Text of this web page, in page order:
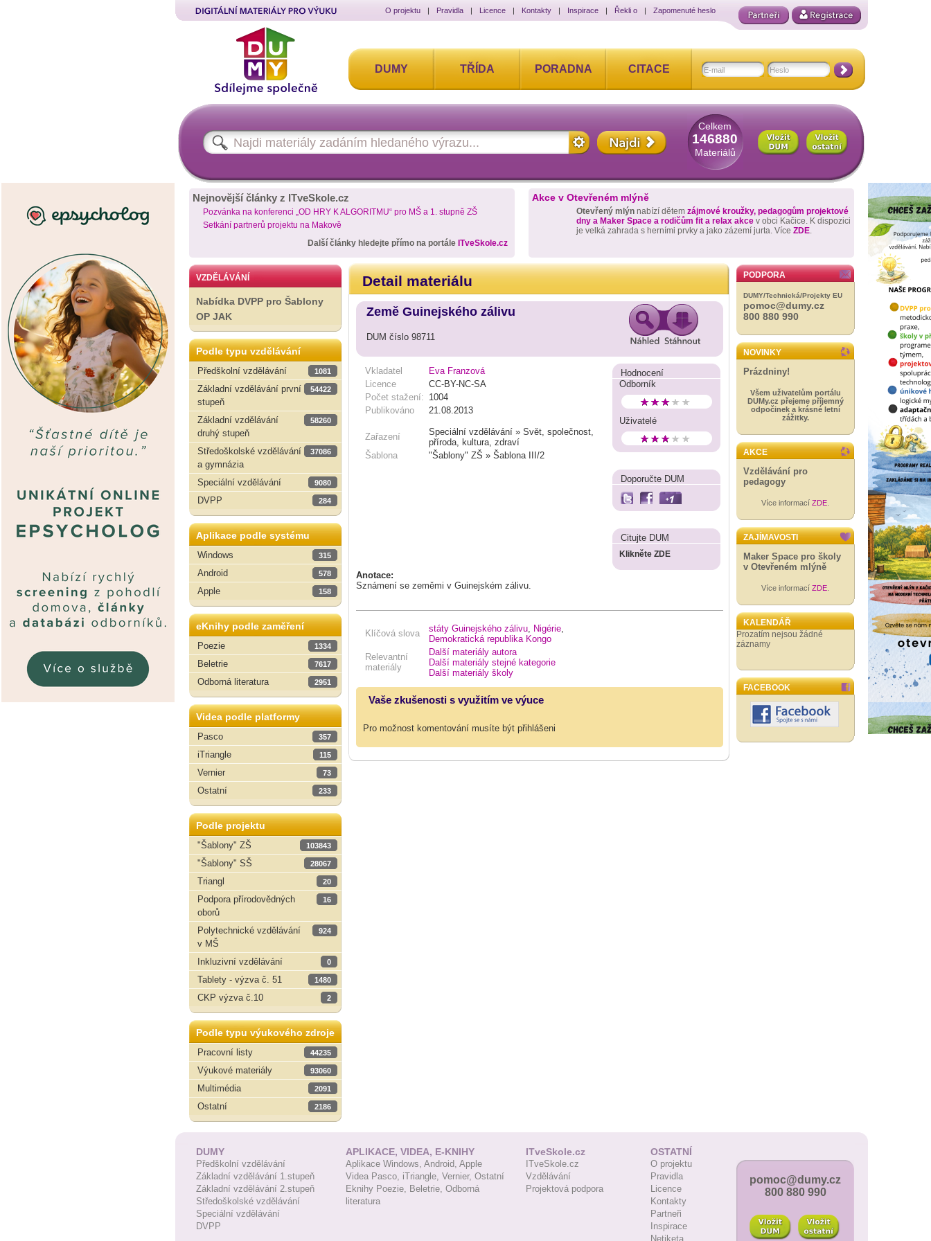
O projektu | Pravidla | Licence | Kontakty | Inspirace | Řekli o | Zapomenuté heslo
DUMY TŘÍDA PORADNA CITACE
Celkem
146880
Materiálů
Nejnovější články z ITveSkole.cz
Pozvánka na konferenci „OD HRY K ALGORITMU“ pro MŠ a 1. stupně ZŠ
Setkání partnerů projektu na Makově
Další články hledejte přímo na portále ITveSkole.cz
Akce v Otevřeném mlýně
Otevřený mlýn nabízí dětem zájmové kroužky, pedagogům projektové
dny a Maker Space a rodičům fit a relax akce v obci Kačice. K dispozici
je velká zahrada s herními prvky a jako zázemí jurta. Více ZDE.
VZDĚLÁVÁNÍ
Nabídka DVPP pro Šablony
OP JAK
Podle typu vzdělávání
Předškolní vzdělávání
1081
Základní vzdělávání první
stupeň
54422
Základní vzdělávání
druhý stupeň
58260
Středoškolské vzdělávání
a gymnázia
37086
Speciální vzdělávání 9080
DVPP 284
Aplikace podle systému
Windows
315
Android 578
Apple 158
eKnihy podle zaměření
Poezie
1334
Beletrie 7617
Odborná literatura 2951
Videa podle platformy
Pasco
357
iTriangle 115
Vernier 73
Ostatní 233
Podle projektu
"Šablony" ZŠ
103843
"Šablony" SŠ 28067
Triangl 20
Podpora přírodovědných
oborů
16
Polytechnické vzdělávání
v MŠ
924
Inkluzivní vzdělávání 0
Tablety - výzva č. 51 1480
CKP výzva č.10 2
Podle typu výukového zdroje
Pracovní listy
44235
Výukové materiály 93060
Multimédia 2091
Ostatní 2186
Detail materiálu
Země Guinejského zálivu
DUM číslo 98711
Vkladatel
Eva Franzová
Licence
CC-BY-NC-SA
Počet stažení: 1004
Publikováno
21.08.2013
Zařazení
Speciální vzdělávání » Svět, společnost,
příroda, kultura, zdraví
Šablona
"Šablony" ZŠ » Šablona III/2
Hodnocení
Odborník
Uživatelé
Doporučte DUM
Citujte DUM
Klikněte ZDE
Anotace:
Sznámení se zeměmi v Guinejském zálivu.
Klíčová slova státy Guinejského zálivu Nigérie
Demokratická republika Kongo
Relevantní
materiály
Další materiály autora
Další materiály stejné kategorie
Další materiály školy
Vaše zkušenosti s využitím ve výuce
Pro možnost komentování musíte být přihlášeni
PODPORA
DUMY/Technická/Projekty EU
pomoc@dumy.cz
800 880 990
NOVINKY
Prázdniny!
Všem uživatelům portálu
DUMy.cz přejeme příjemný
odpočinek a krásné letní
zážitky.
AKCE
Vzdělávání pro
pedagogy
Více informací ZDE
ZAJÍMAVOSTI
Maker Space pro školy
v Otevřeném mlýně
Více informací ZDE
KALENDÁŘ
Prozatím nejsou žádné
záznamy
FACEBOOK
DUMY
Předškolní vzdělávání
Základní vzdělávání 1.stupeň
Základní vzdělávání 2.stupeň
Středoškolské vzdělávání
Speciální vzdělávání
DVPP
APLIKACE, VIDEA, E-KNIHY
Aplikace Windows, Android, Apple
Videa Pasco, iTriangle, Vernier, Ostatní
Eknihy Poezie, Beletrie, Odborná
literatura
ITveSkole.cz
ITveSkole.cz
Vzdělávání
Projektová podpora
OSTATNÍ
O projektu
Pravidla
Licence
Kontakty
Partneři
Inspirace
Netiketa
pomoc@dumy.cz
800 880 990